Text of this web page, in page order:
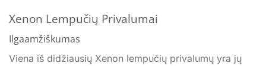
Xenon Lempučių Privalumai
Ilgaamžiškumas
Viena iš didžiausių Xenon lempučių privalumų yra jų